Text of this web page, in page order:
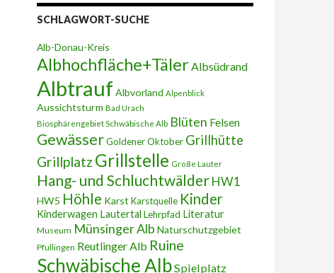
SCHLAGWORT-SUCHE
Alb-Donau-Kreis
Albhochfläche+TälerAlbsüdrand
Albtrauf Albvorland Alpenblick
Aussichtsturm Bad Urach
Biosphärengebiet Schwäbische Alb Blüten Felsen
GewässerGoldener Oktober Grillhütte
Grillplatz Grillstelle Große Lauter
Hang- und SchluchtwälderHW1
HW5 Höhle Karst Karstquelle Kinder
Kinderwagen Lautertal Lehrpfad Literatur
Museum Münsinger Alb Naturschutzgebiet
Pfullingen Reutlinger Alb Ruine
Schwäbische AlbSpielplatz